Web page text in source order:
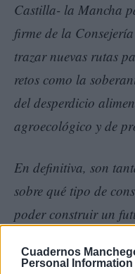
Cuadernos
Personal Information
Castilla- la Mancha
firme de la
trazar nuevas rutas
retos como la
del desperdicio
agroecológico y de
En definitiva, son
sobre qué tipo de
poder construir un
pandemia haya
de nuestras